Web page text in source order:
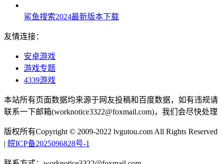
鲨鱼搜索2024最新版本下载
友情连接：
安卓游戏
游戏专题
4339游戏
本站所有页面数据均来源于网友投稿和百度数据，如有违规请
联系一下邮箱(worknotice3322@foxmail.com)，我们会尽快处理
版权所有Copyright © 2009-2022 lvgutou.com All Rights Reserved
| 皖ICP备2025096828号-1